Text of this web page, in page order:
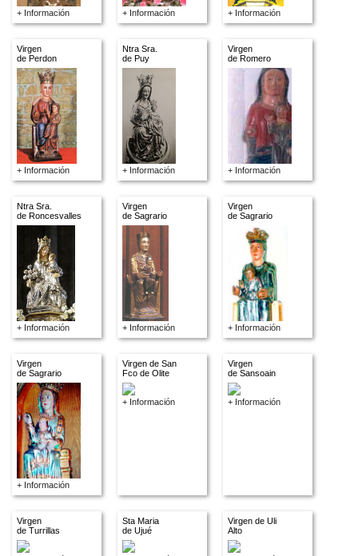
+ Información + Información + Información
Virgen
de Perdon
+ Información
Ntra Sra.
de Puy
+ Información
Virgen
de Romero
+ Información
Ntra Sra.
de Roncesvalles
+ Información
Virgen
de Sagrario
+ Información
Virgen
de Sagrario
+ Información
Virgen
de Sagrario
+ Información
Virgen de San
Fco de Olite
+ Información
Virgen
de Sansoain
+ Información
Virgen
de Turrillas
Sta Maria
de Ujué
Virgen de Uli
Alto